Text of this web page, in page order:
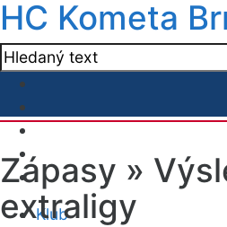
HC Kometa
Klub
Zápasy »
extraligy